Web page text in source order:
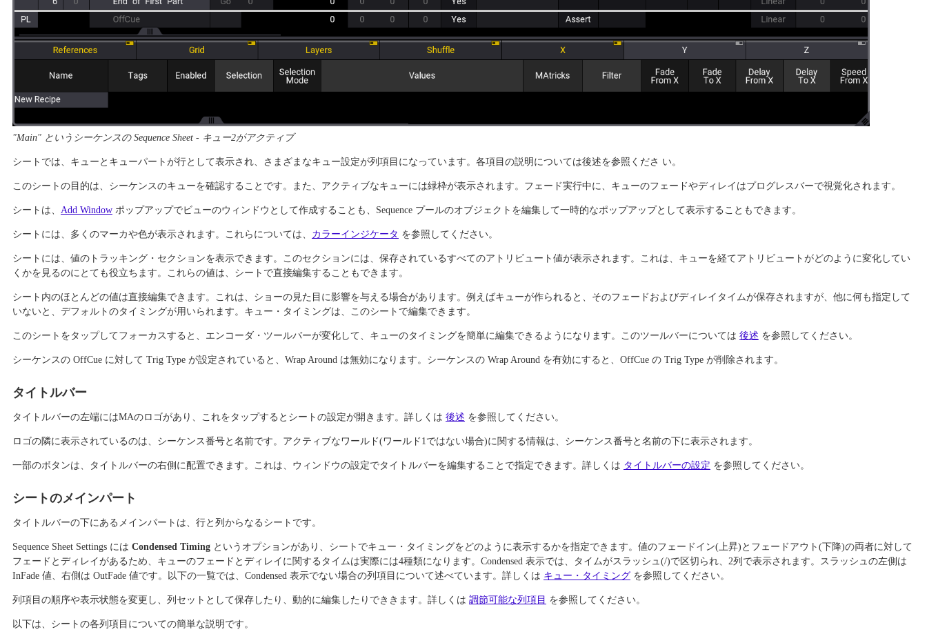
"Main" というシーケンスの Sequence Sheet - キュー2がアクティブ
シートでは、キューとキューパートが行として表示され、さまざまなキュー設定が列項目になっています。各項目の説明については後述を参照くださ い。
このシートの目的は、シーケンスのキューを確認することです。また、アクティブなキューには緑枠が表示されます。フェード実行中に、キューのフェードやディレイはプログレスバーで視覚化されます。
シートは、 Add Window ポップアップでビューのウィンドウとして作成することも、Sequence プールのオブジェクトを編集して一時的なポップアップとして表示することもできます。
シートには、多くのマーカや色が表示されます。これらについては、 カラーインジケータ を参照してください。
シートには、値のトラッキング・セクションを表示できます。このセクションには、保存されているすべてのアトリビュート値が表示されます。これは、キューを経てアトリビュートがどのように変化してい
くかを見るのにとても役立ちます。これらの値は、シートで直接編集することもできます。
シート内のほとんどの値は直接編集できます。これは、ショーの見た目に影響を与える場合があります。例えばキューが作られると、そのフェードおよびディレイタイムが保存されますが、他に何も指定して
いないと、デフォルトのタイミングが用いられます。キュー・タイミングは、このシートで編集できます。
このシートをタップしてフォーカスすると、エンコーダ・ツールバーが変化して、キューのタイミングを簡単に編集できるようになります。このツールバーについては 後述 を参照してください。
シーケンスの OffCue に対して Trig Type が設定されていると、Wrap Around は無効になります。シーケンスの Wrap Around を有効にすると、OffCue の Trig Type が削除されます。
タイトルバー
タイトルバーの左端にはMAのロゴがあり、これをタップするとシートの設定が開きます。詳しくは 後述 を参照してください。
ロゴの隣に表示されているのは、シーケンス番号と名前です。アクティブなワールド(ワールド1ではない場合)に関する情報は、シーケンス番号と名前の下に表示されます。
一部のボタンは、タイトルバーの右側に配置できます。これは、ウィンドウの設定でタイトルバーを編集することで指定できます。詳しくは タイトルバーの設定 を参照してください。
シートのメインパート
タイトルバーの下にあるメインパートは、行と列からなるシートです。
Sequence Sheet Settings には Condensed Timing というオプションがあり、シートでキュー・タイミングをどのように表示するかを指定できます。値のフェードイン(上昇)とフェードアウト(下降)の両者に対して
フェードとディレイがあるため、キューのフェードとディレイに関するタイムは実際には4種類になります。Condensed 表示では、タイムがスラッシュ(/)で区切られ、2列で表示されます。スラッシュの左側は
InFade 値、右側は OutFade 値です。以下の一覧では、Condensed 表示でない場合の列項目について述べています。詳しくは キュー・タイミング を参照してください。
列項目の順序や表示状態を変更し、列セットとして保存したり、動的に編集したりでききます。詳しくは 調節可能な列項目 を参照してください。
以下は、シートの各列項目についての簡単な説明です。